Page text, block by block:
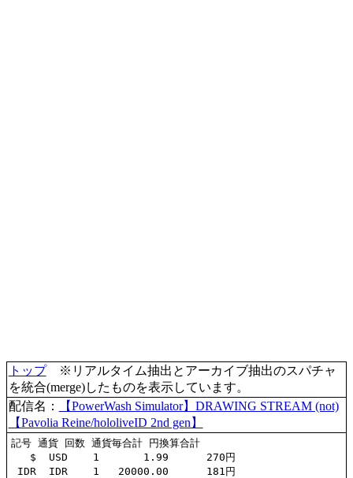
トップ※リアルタイム抽出とアーカイブ抽出のスパチャ
を統合(merge)したものを表示しています。
配信名：
【PowerWash Simulator】DRAWING STREAM (not)
【Pavolia Reine/hololiveID 2nd gen】
記号 通貨 回数 通貨毎合計 円換算合計
   $  USD    1       1.99      270円
IDR  IDR    1   20000.00      181円